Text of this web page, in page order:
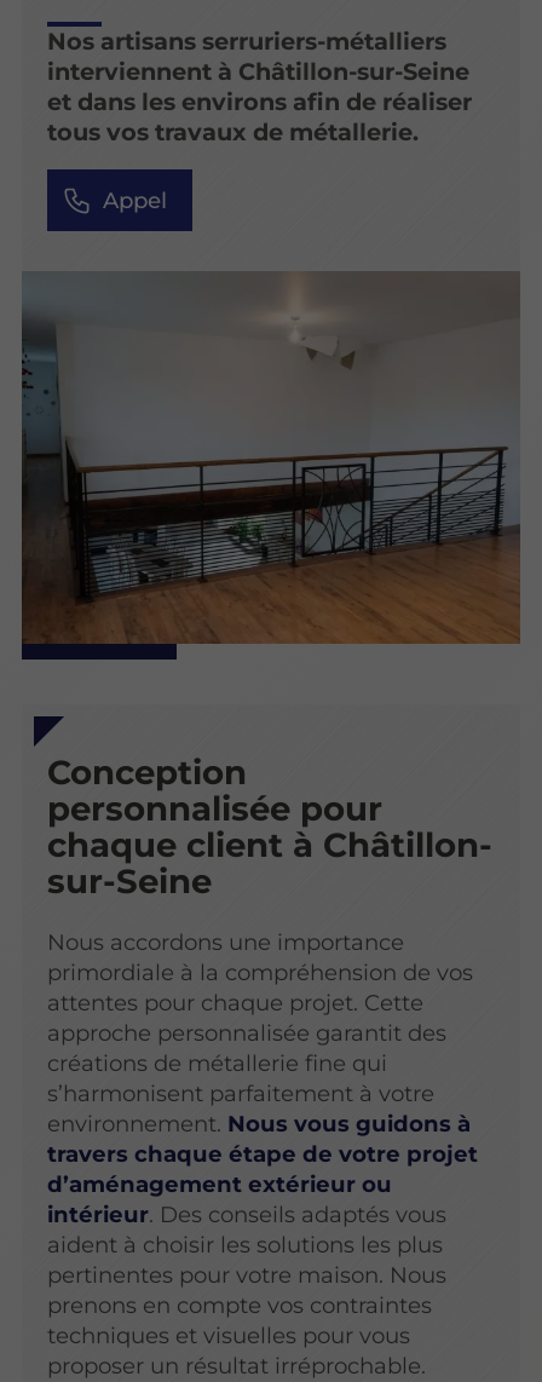
Nos artisans serruriers-métalliers
interviennent à Châtillon-sur-Seine
et dans les environs afin de réaliser
tous vos travaux de métallerie.
Appel
Conception
personnalisée pour
chaque client à Châtillon-
sur-Seine
Nous accordons une importance
primordiale à la compréhension de vos
attentes pour chaque projet. Cette
approche personnalisée garantit des
créations de métallerie fine qui
s’harmonisent parfaitement à votre
environnement. Nous vous guidons à
travers chaque étape de votre projet
d’aménagement extérieur ou
intérieur. Des conseils adaptés vous
aident à choisir les solutions les plus
pertinentes pour votre maison. Nous
prenons en compte vos contraintes
techniques et visuelles pour vous
proposer un résultat irréprochable.